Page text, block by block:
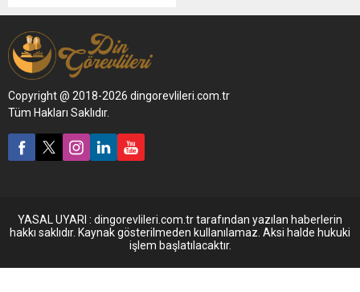
Copyright @ 2018-2026 dingorevlileri.com.tr
Tüm Hakları Saklıdır.
YASAL UYARI : dingorevlileri.com.tr tarafından yazılan haberlerin
hakkı saklıdır. Kaynak gösterilmeden kullanılamaz. Aksi halde hukuki
işlem başlatılacaktır.